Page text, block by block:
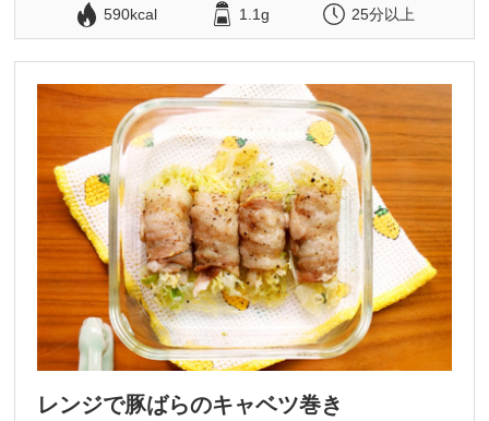
590kcal 1.1g 25分以上
レンジで豚ばらのキャベツ巻き